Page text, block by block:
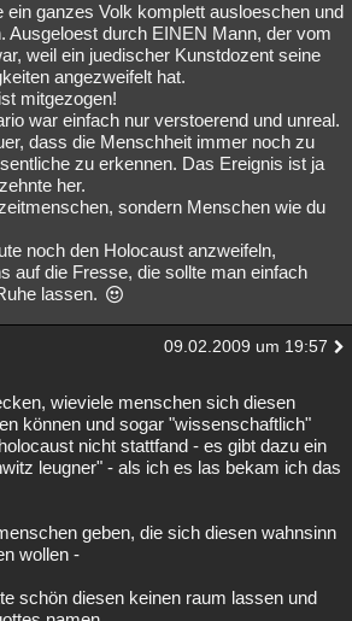
ein ganzes Volk komplett ausloeschen und
Ausgeloest durch EINEN Mann, der vom
weil ein juedischer Kunstdozent seine
angezweifelt hat.
mitgezogen!
war einfach nur verstoerend und unreal.
dass die Menschheit immer noch zu
zu erkennen. Das Ereignis ist ja
her.
sondern Menschen wie du
noch den Holocaust anzweifeln,
auf die Fresse, die sollte man einfach
lassen.
09.02.2009 um 19:57
wieviele menschen sich diesen
können und sogar "wissenschaftlich"
nicht stattfand - es gibt dazu ein
leugner" - als ich es las bekam ich das
geben, die sich diesen wahnsinn
wollen -
schön diesen keinen raum lassen und